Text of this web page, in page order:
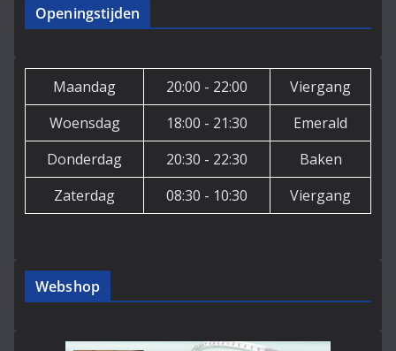
Openingstijden
Maandag 20:00 - 22:00
Viergang
Woensdag
18:00 - 21:30
Emerald
Donderdag
20:30 - 22:30
Baken
Zaterdag
08:30 - 10:30 Viergang
Webshop